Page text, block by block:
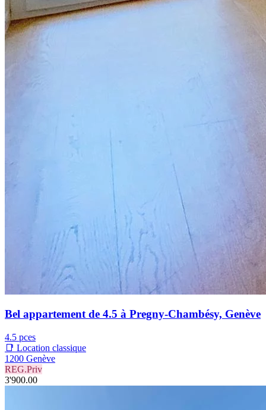
Bel appartement de 4.5 à Pregny-Chambésy, Genève
4.5 pces
📑 Location classique
1200 Genève
REG.Priv
3'900.00